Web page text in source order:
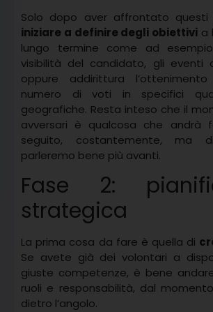
Solo dopo aver affrontato
iniziare a definire degli obiettivi a
lungo termine come ad
visibilità del candidato, gli eventi
oppure addirittura
numero di voti in specifici
geografiche. Resta inteso che il
avversari è qualcosa che andrà
seguito, costantemente, ma
parleremo bene più avanti.
Fase 2:
strategica
La prima cosa da fare è quella di
Se avete già dei volontari a
giuste competenze, è bene
ruoli e responsabilità, dal
dietro l’angolo.